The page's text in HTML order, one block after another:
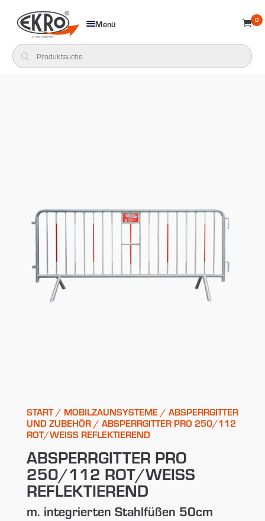
Menü  0
START/ MOBILZAUNSYSTEME/ ABSPERRGITTER
UND ZUBEHÖR/ ABSPERRGITTER PRO 250/112
ROT/WEISS REFLEKTIEREND
ABSPERRGITTER PRO
250/112 ROT/WEISS R
EFLEKTIEREND
m. integrierten Stahlfüßen 50cm